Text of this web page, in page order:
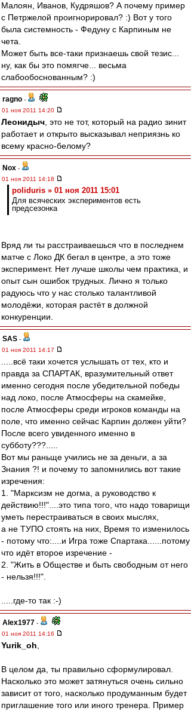
Малоян, Иванов, Кудряшов? А почему пример
с Петржелой проигнорировал? :) Вот у того
была системность - Федуну с Карпиным не
чета.
Может быть все-таки признаешь свой тезис...
ну, как бы это помягче... весьма
слабообоснованным? :)
ragno -
01 ноя 2011 14:20
Леонидыч , это не тот, который на радио зинит
работает и открыто высказывал неприязнь ко
всему красно-белому?
Nox -
01 ноя 2011 14:18
poliduris » 01 ноя 2011 15:01
Для всяческих экспериментов есть
предсезонка
Вряд ли ты расстраиваешься что в последнем
матче с Локо ДК бегал в центре, а это тоже
эксперимент. Нет лучше школы чем практика, и
опыт сын ошибок трудных. Лично я только
радуюсь что у нас столько талантливой
молодёжи, которая растёт в должной
конкуренции.
SAS -
01 ноя 2011 14:17
.....всё таки хочется услышать от тех, кто и
правда за СПАРТАК, вразумительный ответ
именно сегодня после убедительной победы
над локо, после Атмосферы на скамейке,
после Атмосферы среди игроков команды на
поле, что именно сейчас Карпин должен уйти?
После всего увиденного именно в
субботу???.....
Вот мы раньще учились не за деньги, а за
Знания ?! и почему то запомнились вот такие
изречения:
1. "Марксизм не догма, а руководство к
действию!!!"....это типа того, что надо товарищи
уметь перестраиваться в своих мыслях,
а не ТУПО стоять на них, Время то изменилось
- потому что:....и Игра тоже Спартака......потому
что идёт второе изречение -
2. "Жить в Обществе и быть свободным от него
- нельзя!!!".
.....где-то так :-)
Alex1977 -
01 ноя 2011 14:16
Yurik_oh
В целом да, ты правильно сформулировал.
Насколько это может затянуться очень сильно
зависит от того, насколько продуманным будет
приглашение того или иного тренера. Пример